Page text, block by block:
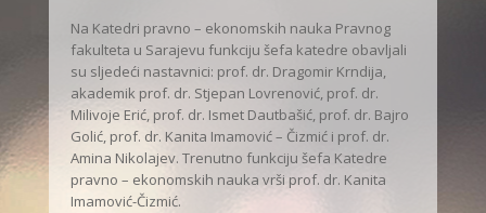
Na Katedri pravno – ekonomskih nauka Pravnog
fakulteta u Sarajevu funkciju šefa katedre obavljali
su sljedeći nastavnici: prof. dr. Dragomir Krndija,
akademik prof. dr. Stjepan Lovrenović, prof. dr.
Milivoje Erić, prof. dr. Ismet Dautbašić, prof. dr. Bajro
Golić, prof. dr. Kanita Imamović – Čizmić i prof. dr.
Amina Nikolajev. Trenutno funkciju šefa Katedre
pravno – ekonomskih nauka vrši prof. dr. Kanita
Imamović-Čizmić.